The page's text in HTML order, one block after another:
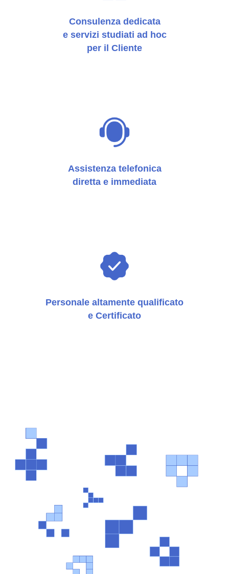
Consulenza dedicata
e servizi studiati ad hoc
per il Cliente
Assistenza telefonica
diretta e immediata
Personale altamente qualificato
e Certificato